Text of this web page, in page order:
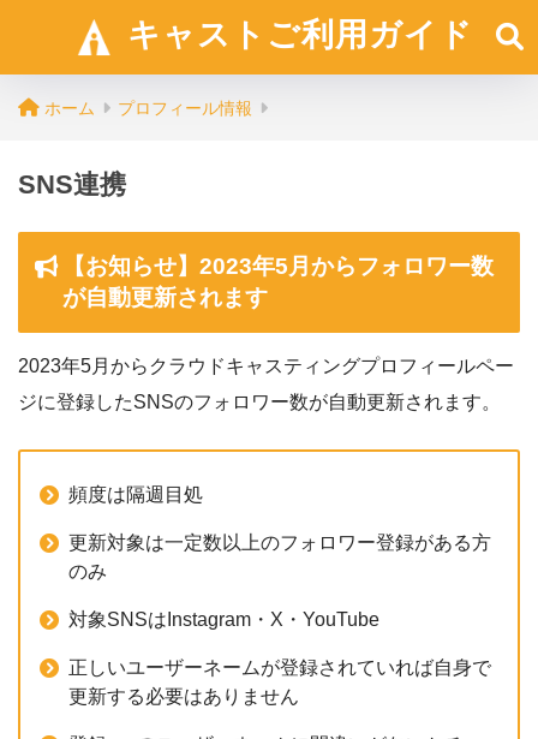
キャストご利用ガイド
ホーム プロフィール情報
SNS連携
【お知らせ】2023年5月からフォロワー数
が自動更新されます
2023年5月からクラウドキャスティングプロフィールペー
ジに登録したSNSのフォロワー数が自動更新されます。
頻度は隔週目処
更新対象は一定数以上のフォロワー登録がある方
のみ
対象SNSはInstagram・X・YouTube
正しいユーザーネームが登録されていれば自身で
更新する必要はありません